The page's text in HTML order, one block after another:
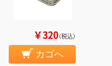
￥320（税込）
カゴへ